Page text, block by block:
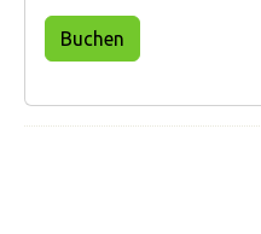
Buchen